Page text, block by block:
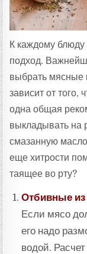
К каждому
подход.
выбрать мясные
зависит от того,
одна общая
выкладывать на
смазанную
еще хитрости
таящее во рту?
Отбивные
Если мясо
его надо
водой.